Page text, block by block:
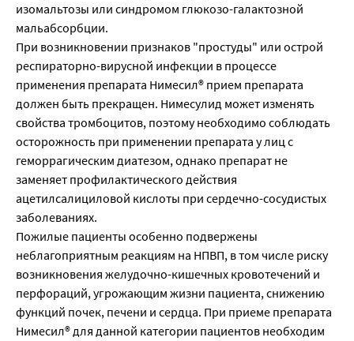
изомальтозы или синдромом глюкозо-галактозной
мальабсорбции.
При возникновении признаков "простуды" или острой
респираторно-вирусной инфекции в процессе
применения препарата Нимесил® прием препарата
должен быть прекращен. Нимесулид может изменять
свойства тромбоцитов, поэтому необходимо соблюдать
осторожность при применении препарата у лиц с
геморрагическим диатезом, однако препарат не
заменяет профилактического действия
ацетилсалициловой кислоты при сердечно-сосудистых
заболеваниях.
Пожилые пациенты особенно подвержены
неблагоприятным реакциям на НПВП, в том числе риску
возникновения желудочно-кишечных кровотечений и
перфораций, угрожающим жизни пациента, снижению
функций почек, печени и сердца. При приеме препарата
Нимесил® для данной категории пациентов необходим